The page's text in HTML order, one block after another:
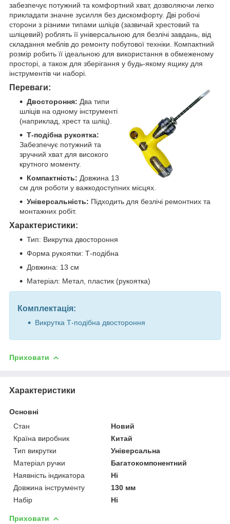
забезпечує потужний та комфортний хват, дозволяючи легко
прикладати значне зусилля без дискомфорту. Дві робочі
сторони з різними типами шліців (зазвичай хрестовий та
шліцевий) роблять її універсальною для безлічі завдань, від
складання меблів до ремонту побутової техніки. Компактний
розмір робить її ідеальною для використання в обмеженому
просторі, а також для зберігання у будь-якому ящику для
інструментів чи наборі.
Переваги:
Двостороння: Два типи
шліців на одному інструменті
(наприклад, хрест та шліц).
Т-подібна рукоятка:
Забезпечує потужний та
зручний хват для високого
крутного моменту.
Компактність: Довжина 13
см для роботи у важкодоступних місцях.
Універсальність: Підходить для безлічі ремонтних та
монтажних робіт.
Характеристики:
Тип: Викрутка двостороння
Форма рукоятки: Т-подібна
Довжина: 13 см
Матеріал: Метал, пластик (рукоятка)
Комплектація:
Викрутка Т-подібна двостороння
Приховати
Характеристики
Основні
Стан
Новий
Країна виробник
Китай
Тип викрутки
Універсальна
Матеріал ручки
Багатокомпонентний
Наявність індикатора
Ні
Довжина інструменту
130 мм
Набір
Ні
Приховати